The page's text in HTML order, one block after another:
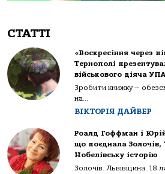
СТАТТІ
«Воскресіння через
Тернополі
військового діяча
Зробити книжку —
на...
ВІКТОРІЯ ДАЙВЕР
Роалд Гоффман і
що поєднала Золочів,
Нобелівську історію
Золочів. Львівщина. 18